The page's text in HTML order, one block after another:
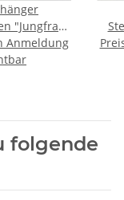
"Jungfrau,
ES,
& Pack"
Anmeldung
folgende